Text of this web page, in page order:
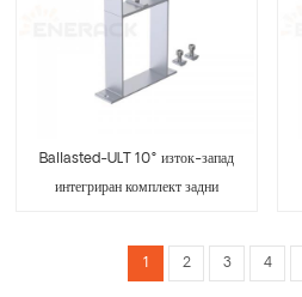
Ballasted-ULT 10° изток-запад
интегриран комплект задни
1 2 3 4